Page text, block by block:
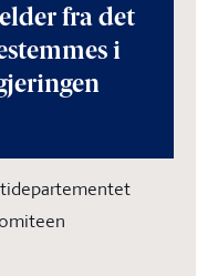
fra det
i